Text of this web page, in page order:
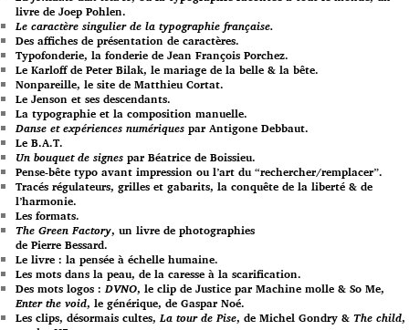
livre de Joep Pohlen.
Le caractère singulier de la typographie française.
Des affiches de présentation de caractères.
Typofonderie, la fonderie de Jean François Porchez.
Le Karloff de Peter Bilak, le mariage de la belle & la bête.
Nonpareille, le site de Matthieu Cortat.
Le Jenson et ses descendants.
La typographie et la composition manuelle.
Danse et expériences numériques par Antigone Debbaut.
Le B.A.T.
Un bouquet de signes par Béatrice de Boissieu.
Pense-bête typo avant impression ou l’art du “rechercher/remplacer”.
Tracés régulateurs, grilles et gabarits, la conquête de la liberté & de
l’harmonie.
Les formats.
The Green Factory, un livre de photographies
de Pierre Bessard.
Le livre : la pensée à échelle humaine.
Les mots dans la peau, de la caresse à la scarification.
Des mots logos :DVNO, le clip de Justice par Machine molle & So Me,
Enter the void, le générique, de Gaspar Noé.
Les clips, désormais cultes,La tour de Pise, de Michel Gondry & The child,